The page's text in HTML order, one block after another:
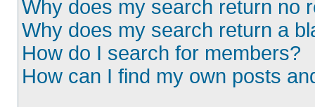
Why does my search return no
Why does my search return a
How do I search for members?
How can I find my own posts